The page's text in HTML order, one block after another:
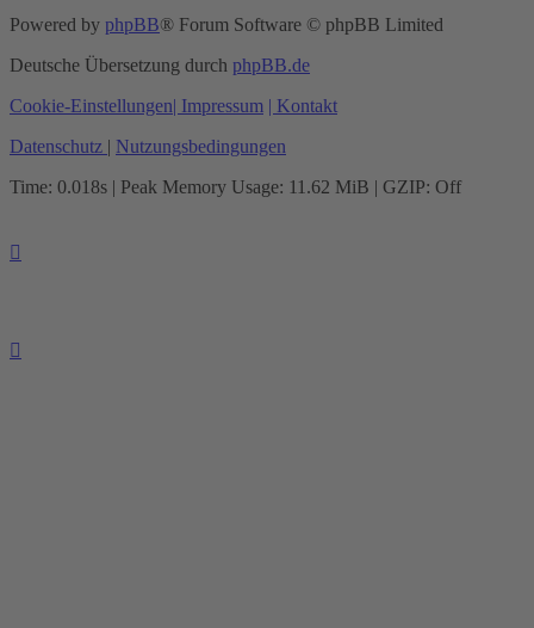
Powered by phpBB® Forum Software © phpBB Limited
Deutsche Übersetzung durch phpBB.de
Cookie-Einstellungen | Impressum
| Kontakt
Datenschutz
Nutzungsbedingungen
Time: 0.018s | Peak Memory Usage: 11.62 MiB | GZIP: Off